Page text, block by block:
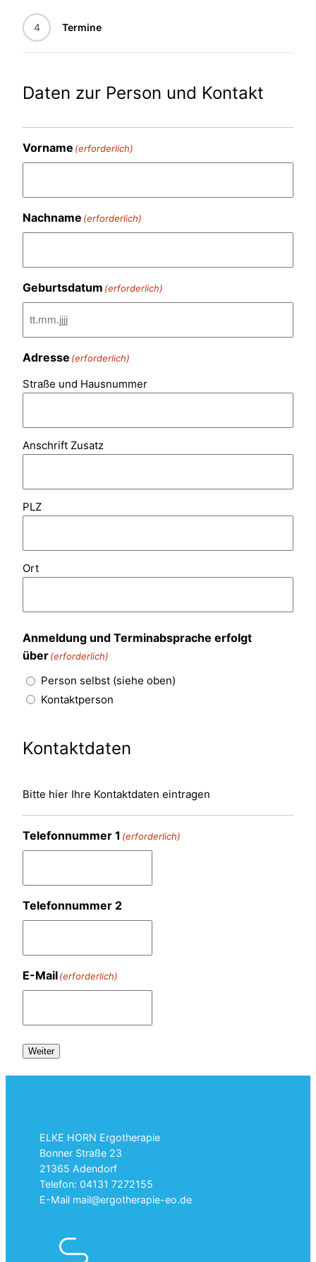
4 Termine
Daten zur Person und Kontakt
Vorname (erforderlich)
Nachname (erforderlich)
Geburtsdatum (erforderlich)
Adresse (erforderlich)
Straße und Hausnummer
Anschrift Zusatz
PLZ
Ort
Anmeldung und Terminabsprache erfolgt
über(erforderlich)
Person selbst (siehe oben)
Kontaktperson
Kontaktdaten
Bitte hier Ihre Kontaktdaten eintragen
Telefonnummer 1 (erforderlich)
Telefonnummer 2
E-Mail(erforderlich)
Weiter
ELKE HORN Ergotherapie
Bonner Straße 23
21365 Adendorf
Telefon: 04131 7272155
E-Mail mail@ergotherapie-eo.de